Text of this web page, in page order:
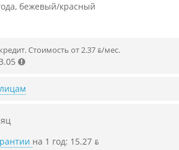
бежевый/красный
Стоимость от 2.37 ƃ/мec.
на 1 год: 15.27 ƃ